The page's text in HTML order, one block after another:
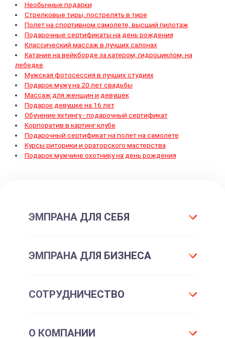
Необычные подарки
Стрелковые тиры, пострелять в тире
Полет на спортивном самолете, высший пилотаж
Подарочные сертификаты на день рождения
Классический массаж в лучших салонах
Катание на вейкборде за катером, гидроциклом, на
лебедке
Мужская фотосессия в лучших студиях
Подарок мужу на 20 лет свадьбы
Массаж для женщин и девушек
Подарок девушке на 16 лет
Обучение яхтингу - подарочный сертификат
Корпоратив в картинг клубе
Подарочный сертификат на полет на самолете
Курсы риторики и ораторского мастерства
Подарок мужчине охотнику на день рождения
ЭМПРАНА ДЛЯ СЕБЯ
Все впечатления
Подарочные сертификаты
Подарочные карты для шопинга
ЭМПРАНА ДЛЯ БИЗНЕСА
Для отдела персонала
Корпоративные впечатления
СОТРУДНИЧЕСТВО
О КОМПАНИИ